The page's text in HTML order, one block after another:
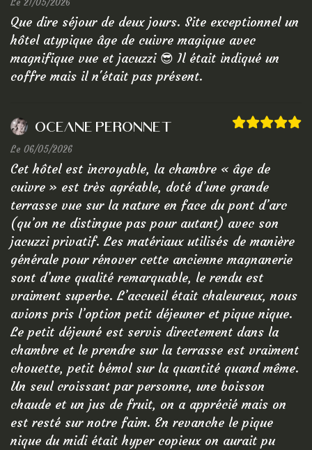
Canoe-
Contact
Canoe-
Le 21/05/2026
Que dire séjour de deux jours. Site exceptionnel un
hôtel atypique âge de cuivre magique avec
magnifique vue et jacuzzi 😎 Il était indiqué un
coffre mais il n'était pas présent.
Oceane Peronnet
Le 06/05/2026
Cet hôtel est incroyable, la chambre « âge de
cuivre » est très agréable, doté d’une grande
terrasse vue sur la nature en face du pont d’arc
(qu’on ne distingue pas pour autant) avec son
jacuzzi privatif. Les matériaux utilisés de manière
générale pour rénover cette ancienne magnanerie
sont d’une qualité remarquable, le rendu est
vraiment superbe. L’accueil était chaleureux, nous
avions pris l’option petit déjeuner et pique nique.
Le petit déjeuné est servis directement dans la
chambre et le prendre sur la terrasse est vraiment
chouette, petit bémol sur la quantité quand même.
Un seul croissant par personne, une boisson
chaude et un jus de fruit, on a apprécié mais on
est resté sur notre faim. En revanche le pique
nique du midi était hyper copieux on aurait pu